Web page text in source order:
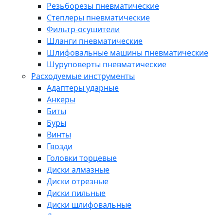
Резьборезы пневматические
Степлеры пневматические
Фильтр-осушители
Шланги пневматические
Шлифовальные машины пневматические
Шуруповерты пневматические
Расходуемые инструменты
Адаптеры ударные
Анкеры
Биты
Буры
Винты
Гвозди
Головки торцевые
Диски алмазные
Диски отрезные
Диски пильные
Диски шлифовальные